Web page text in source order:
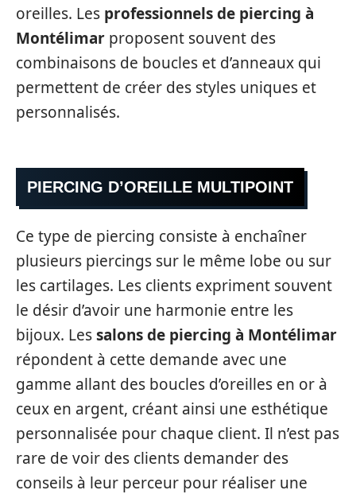
oreilles. Les professionnels de piercing à
Montélimar proposent souvent des
combinaisons de boucles et d’anneaux qui
permettent de créer des styles uniques et
personnalisés.
PIERCING D’OREILLE MULTIPOINT
Ce type de piercing consiste à enchaîner
plusieurs piercings sur le même lobe ou sur
les cartilages. Les clients expriment souvent
le désir d’avoir une harmonie entre les
bijoux. Lessalons de piercing à Montélimar
répondent à cette demande avec une
gamme allant des boucles d’oreilles en or à
ceux en argent, créant ainsi une esthétique
personnalisée pour chaque client. Il n’est pas
rare de voir des clients demander des
conseils à leur perceur pour réaliser une